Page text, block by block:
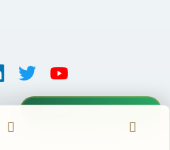
Parler avec Maya